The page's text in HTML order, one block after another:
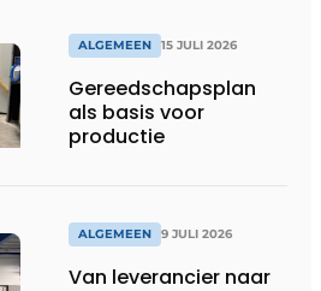
ALGEMEEN 15 JULI 2026
Gereedschapsplan
als basis voor
productie
ALGEMEEN 9 JULI 2026
Van leverancier naar